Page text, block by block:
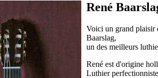
René
Voici un grand plaisir
Baarslag,
un des meilleurs
René est d'origine
Luthier